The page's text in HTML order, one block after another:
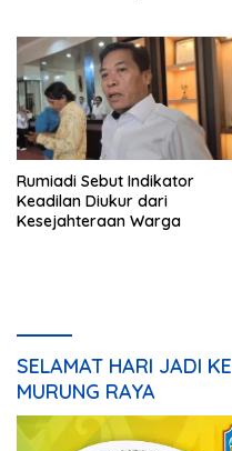
Rumiadi Sebut Indikator
Keadilan Diukur dari
Kesejahteraan Warga
SELAMAT HARI JADI
MURUNG RAYA